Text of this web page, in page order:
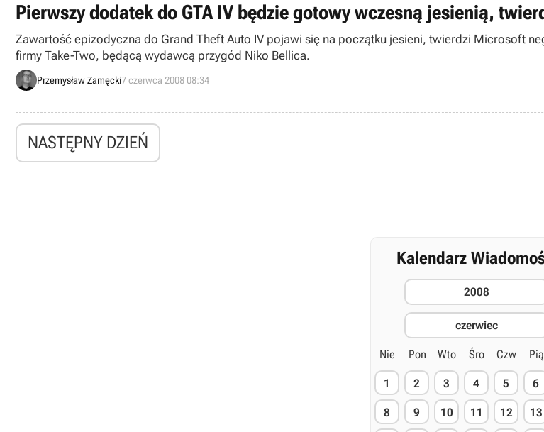
Pierwszy dodatek do GTA IV będzie gotowy wczesną jesienią,
Zawartość epizodyczna do Grand Theft Auto IV pojawi się na początku jesieni, twierdzi Microsoft
firmy Take-Two, będącą wydawcą przygód Niko Bellica.
Przemysław Zamęcki7 czerwca 2008 08:34
NASTĘPNY DZIEŃ
Kalendarz
2008
czerwiec
Nie Pon Wto Śro Czw Pią
1 2 3 4 5 6
8 9 10 11 12 13